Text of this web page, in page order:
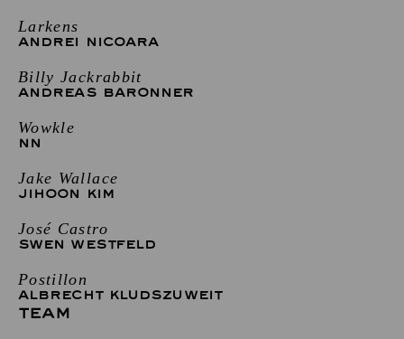
Larkens
ANDREI NICOARA
Billy Jackrabbit
ANDREAS BARONNER
Wowkle
NN
Jake Wallace
JIHOON KIM
José Castro
SWEN WESTFELD
Postillon
ALBRECHT KLUDSZUWEIT
TEAM